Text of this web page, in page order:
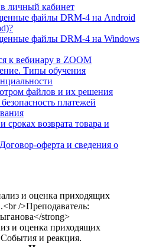
личный кабинет
файлы DRM-4 на Android
файлы DRM-4 на Windows
к вебинару в ZOOM
Типы обучения
файлов и их решения
платежей
сроках возврата товара и
оферта и сведения о
и оценка приходящих
и реакция.